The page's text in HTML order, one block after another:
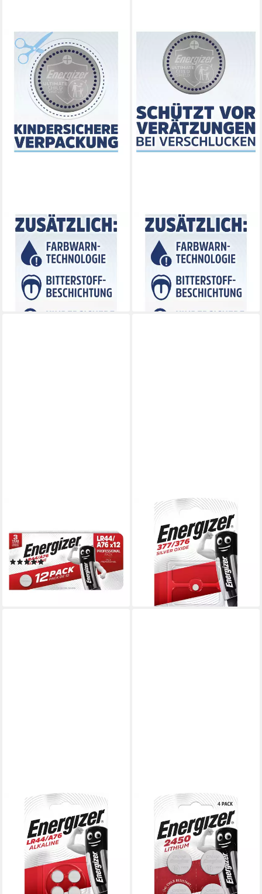
ENERGIZER
3 V 2 St. 90 mAh Lithium
Ultimate Child Sh Knopfzelle
ab 4,56 €
(2,28 €/ 1 Stk)
lieferbar - in 2-3 Werktagen bei dir
ENERGIZER
3 V 2 St. 170 mAh Lithium
Ultimate Child S Knopfzelle
5,01 €
(2,51 €/ 1 Stk)
lieferbar - in 2-3 Werktagen bei dir
LR44 (1.5 V, 12 St), A76 /
LR44 / V13GA
(3)
ab 6,52 €
(0,54 €/ 1 Stk)
lieferbar - in 2-3 Werktagen bei dir
ENERGIZER
Energizer 377/376
Knopfzelle 1er Blister Batterie
Knopfzelle, (1,55 V V),
Zuverlässige Leistung
ab 4,64 €
lieferbar - in 2-3 Werktagen bei dir
ENERGIZER
Energizer A76 Knopfzelle 4er
Blister - Knopfzelle
Knopfzelle, (1,5 V V), Alkaline
Mangan Technologie
ab 5,06 €
(1,27 €/ 1 Stk)
lieferbar - in 2-3 Werktagen bei dir